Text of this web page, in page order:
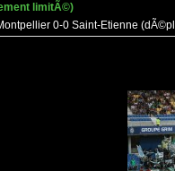
limitÃ©)
0-0 Saint-Etienne